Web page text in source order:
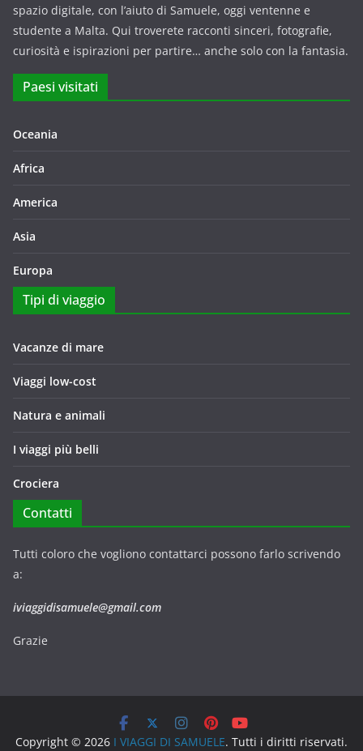
spazio digitale, con l’aiuto di Samuele, oggi ventenne e
studente a Malta. Qui troverete racconti sinceri, fotografie,
curiosità e ispirazioni per partire… anche solo con la fantasia.
Paesi visitati
Oceania
Africa
America
Asia
Europa
Tipi di viaggio
Vacanze di mare
Viaggi low-cost
Natura e animali
I viaggi più belli
Crociera
Contatti
Tutti coloro che vogliono contattarci possono farlo scrivendo
a:
iviaggidisamuele@gmail.com
Grazie
Copyright © 2026 I VIAGGI DI SAMUELE. Tutti i diritti riservati.